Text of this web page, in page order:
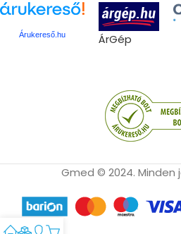
Árukereső.hu ÁrGép
Gmed © 2024.